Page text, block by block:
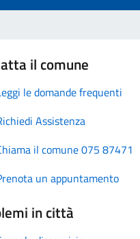
il comune
le domande frequenti
Assistenza
il comune 075 87471
un appuntamento
in città